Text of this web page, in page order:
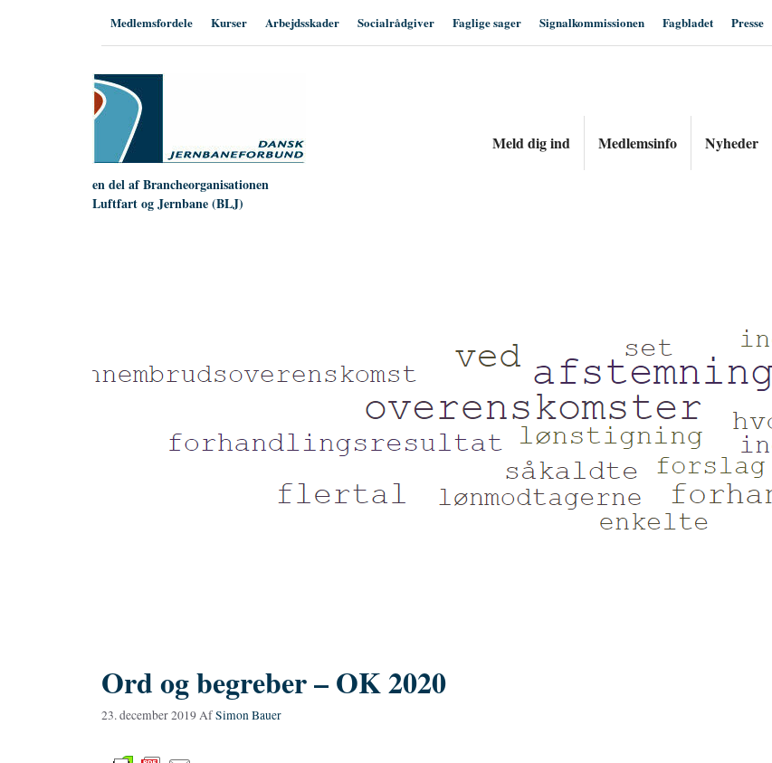
Medlemsfordele Kurser Arbejdsskader Socialrådgiver Faglige sager Signalkommissionen Fagbladet Presse
en del af Brancheorganisationen
Luftfart og Jernbane (BLJ)
Meld dig ind Medlemsinfo Nyheder
Ord og begreber – OK 2020
23. december 2019AfSimon Bauer